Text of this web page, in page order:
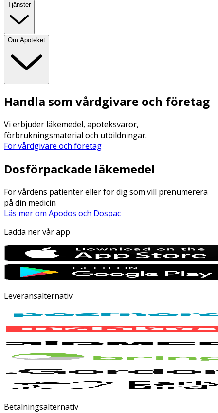
Tjänster
Om Apoteket
Handla som vårdgivare och företag
Vi erbjuder läkemedel, apoteksvaror,
förbrukningsmaterial och utbildningar.
För vårdgivare och företag
Dosförpackade läkemedel
För vårdens patienter eller för dig som vill prenumerera
på din medicin
Läs mer om Apodos och Dospac
Ladda ner vår app
Leveransalternativ
Betalningsalternativ